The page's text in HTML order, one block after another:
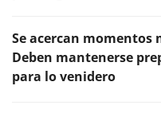
Se acercan momentos
Deben mantenerse
para lo venidero